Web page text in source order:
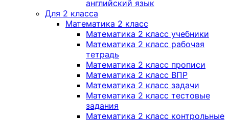
английский язык
Для 2 класса
Математика 2 класс
Математика 2 класс учебники
Математика 2 класс рабочая
тетрадь
Математика 2 класс прописи
Математика 2 класс ВПР
Математика 2 класс задачи
Математика 2 класс тестовые
задания
Математика 2 класс контрольные